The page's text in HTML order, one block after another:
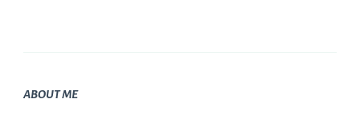
ABOUT ME